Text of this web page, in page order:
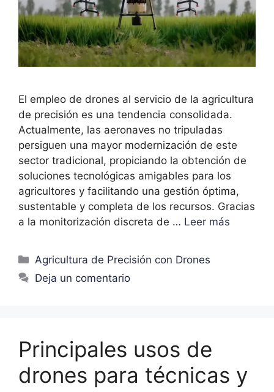
El empleo de drones al servicio de la agricultura
de precisión es una tendencia consolidada.
Actualmente, las aeronaves no tripuladas
persiguen una mayor modernización de este
sector tradicional, propiciando la obtención de
soluciones tecnológicas amigables para los
agricultores y facilitando una gestión óptima,
sustentable y completa de los recursos. Gracias
a la monitorización discreta de … Leer más
Agricultura de Precisión con Drones
Deja un comentario
Principales usos de
drones para técnicas y